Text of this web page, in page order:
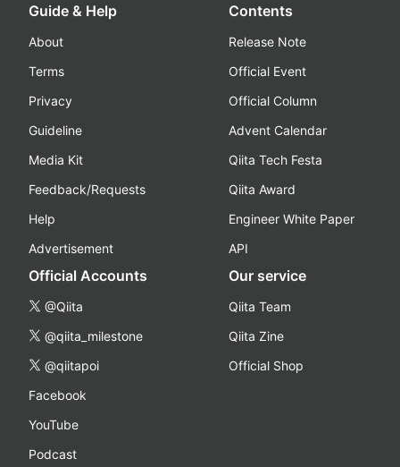
Guide & Help
About
Terms
Privacy
Guideline
Media Kit
Feedback/Requests
Help
Advertisement
Contents
Release Note
Official Event
Official Column
Advent Calendar
Qiita Tech Festa
Qiita Award
Engineer White Paper
API
Official Accounts
@Qiita
@qiita_milestone
@qiitapoi
Facebook
YouTube
Podcast
Our service
Qiita Team
Qiita Zine
Official Shop